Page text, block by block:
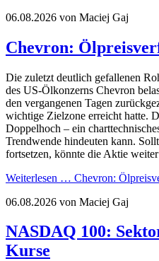
06.08.2026 von Maciej Gaj
Chevron:
Die zuletzt deutlich gefallenen
des US-Ölkonzerns Chevron
den vergangenen Tagen
wichtige Zielzone erreicht hatte.
Doppelhoch – ein
Trendwende hindeuten kann.
fortsetzen, könnte die Aktie
Weiterlesen … Chevron:
06.08.2026 von Maciej Gaj
NASDAQ 100:
Kurse